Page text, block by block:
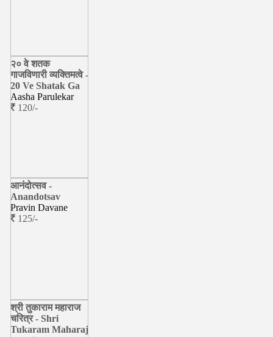
२० वे शतक
गाजविणारी व्यक्तिमत्वे -
20 Ve Shatak Ga
Aasha Parulekar
120/-
आनंदोत्सव -
Anandotsav
Pravin Davane
125/-
श्री तुकाराम महाराज
चरित्र - Shri
Tukaram Maharaj